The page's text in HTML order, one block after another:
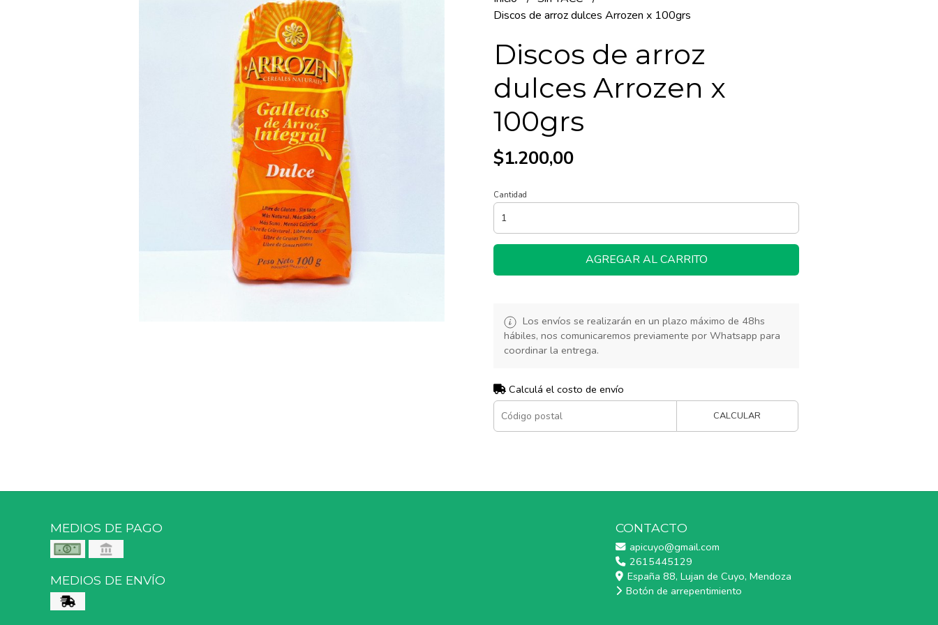
Discos de arroz dulces Arrozen x 100grs
Discos de arroz
dulces Arrozen x
100grs
$1.200,00
Cantidad
AGREGAR AL CARRITO
Los envíos se realizarán en un plazo máximo de 48hs
hábiles, nos comunicaremos previamente por Whatsapp para
coordinar la entrega.
Calculá el costo de envío
CALCULAR
MEDIOS DE PAGO
MEDIOS DE ENVÍO
CONTACTO
apicuyo@gmail.com
2615445129
España 88, Lujan de Cuyo, Mendoza
Botón de arrepentimiento